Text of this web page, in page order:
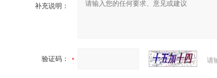
补充说明：
验证码： 请